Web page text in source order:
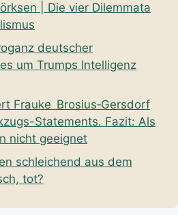
| Die vier Dilemmata
deutscher
um Trumps Intelligenz
Frauke Brosius‑Gersdorf
Statements. Fazit: Als
nicht geeignet
schleichend aus dem
tot?